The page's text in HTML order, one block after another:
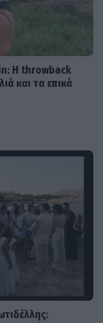
H throwback
και τα επικά